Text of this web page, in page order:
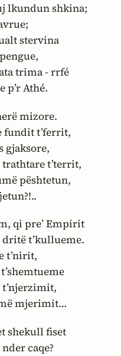
lkundun shkina;
stervina
trima - rrfé
Athé.
mizore.
fundit t’ferrit,
gjaksore,
trathtare t’territ,
pështetun,
qi pre’ Empirit
t’kullueme.
t’nirit,
t’njerzimit,
mjerimit…
shekull fiset
caqe?